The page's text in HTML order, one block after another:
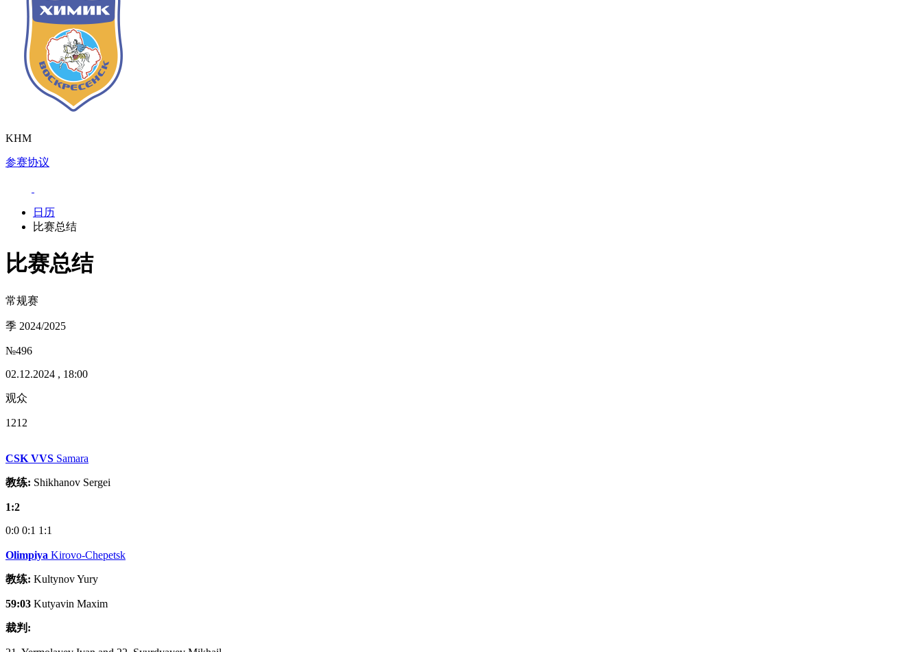
KHM
参赛协议
日历
比赛总结
比赛总结
常规赛
季 2024/2025
№496
02.12.2024 , 18:00
观众
1212
CSK VVS Samara
教练: Shikhanov Sergei
1:2
0:0 0:1 1:1
Olimpiya Kirovo-Chepetsk
教练: Kultynov Yury
59:03 Kutyavin Maxim
裁判: